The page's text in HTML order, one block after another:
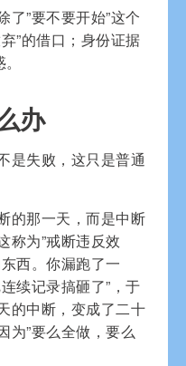
了”要不要开始”这个
”的借口；身份证据
办
是失败，这只是普通
的那一天，而是中断
称为”戒断违反效
西。你漏跑了一
续记录搞砸了”，于
的中断，变成了二十
为”要么全做，要么